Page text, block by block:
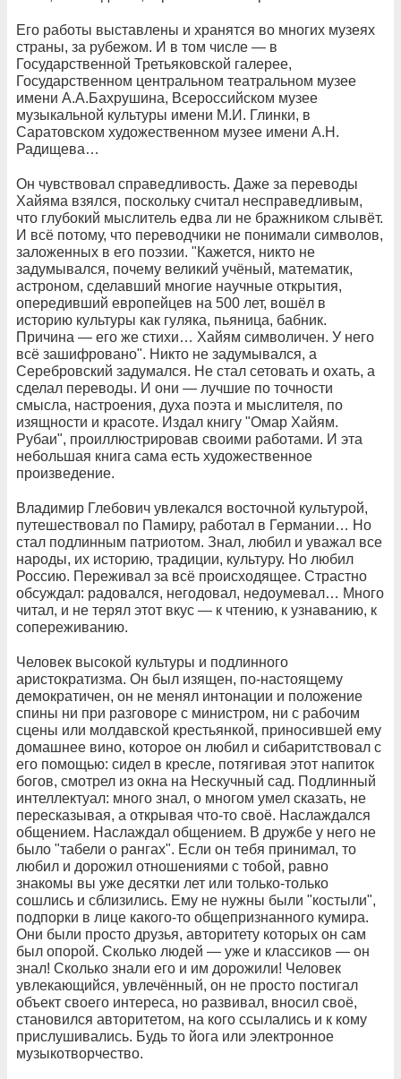
Его работы выставлены и хранятся во многих музеях
страны, за рубежом. И в том числе — в
Государственной Третьяковской галерее,
Государственном центральном театральном музее
имени А.А.Бахрушина, Всероссийском музее
музыкальной культуры имени М.И. Глинки, в
Саратовском художественном музее имени А.Н.
Радищева…
Он чувствовал справедливость. Даже за переводы
Хайяма взялся, поскольку считал несправедливым,
что глубокий мыслитель едва ли не бражником слывёт.
И всё потому, что переводчики не понимали символов,
заложенных в его поэзии. "Кажется, никто не
задумывался, почему великий учёный, математик,
астроном, сделавший многие научные открытия,
опередивший европейцев на 500 лет, вошёл в
историю культуры как гуляка, пьяница, бабник.
Причина — его же стихи… Хайям символичен. У него
всё зашифровано". Никто не задумывался, а
Серебровский задумался. Не стал сетовать и охать, а
сделал переводы. И они — лучшие по точности
смысла, настроения, духа поэта и мыслителя, по
изящности и красоте. Издал книгу "Омар Хайям.
Рубаи", проиллюстрировав своими работами. И эта
небольшая книга сама есть художественное
произведение.
Владимир Глебович увлекался восточной культурой,
путешествовал по Памиру, работал в Германии… Но
стал подлинным патриотом. Знал, любил и уважал все
народы, их историю, традиции, культуру. Но любил
Россию. Переживал за всё происходящее. Страстно
обсуждал: радовался, негодовал, недоумевал… Много
читал, и не терял этот вкус — к чтению, к узнаванию, к
сопереживанию.
Человек высокой культуры и подлинного
аристократизма. Он был изящен, по-настоящему
демократичен, он не менял интонации и положение
спины ни при разговоре с министром, ни с рабочим
сцены или молдавской крестьянкой, приносившей ему
домашнее вино, которое он любил и сибаритствовал с
его помощью: сидел в кресле, потягивая этот напиток
богов, смотрел из окна на Нескучный сад. Подлинный
интеллектуал: много знал, о многом умел сказать, не
пересказывая, а открывая что-то своё. Наслаждался
общением. Наслаждал общением. В дружбе у него не
было "табели о рангах". Если он тебя принимал, то
любил и дорожил отношениями с тобой, равно
знакомы вы уже десятки лет или только-только
сошлись и сблизились. Ему не нужны были "костыли",
подпорки в лице какого-то общепризнанного кумира.
Они были просто друзья, авторитету которых он сам
был опорой. Сколько людей — уже и классиков — он
знал! Сколько знали его и им дорожили! Человек
увлекающийся, увлечённый, он не просто постигал
объект своего интереса, но развивал, вносил своё,
становился авторитетом, на кого ссылались и к кому
прислушивались. Будь то йога или электронное
музыкотворчество.